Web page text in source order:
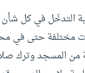
التدخّل في كل
مختلفة حتى
المسجد وترك